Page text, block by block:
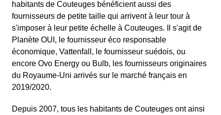
habitants de Couteuges bénéficient aussi des
fournisseurs de petite taille qui arrivent à leur tour à
s'imposer à leur petite échelle à Couteuges. Il s'agit de
Planète OUI, le fournisseur éco responsable
économique, Vattenfall, le fournisseur suédois, ou
encore Ovo Energy ou Bulb, les fournisseurs originaires
du Royaume-Uni arrivés sur le marché français en
2019/2020.
Depuis 2007, tous les habitants de Couteuges ont ainsi